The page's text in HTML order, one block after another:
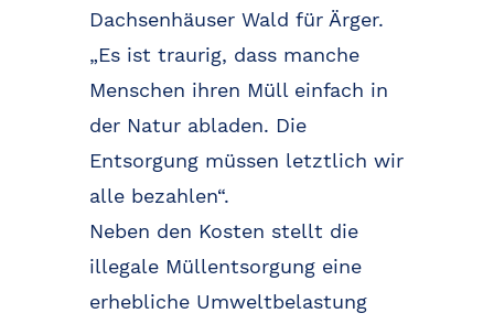
Dachsenhäuser Wald für Ärger.
„Es ist traurig, dass manche
Menschen ihren Müll einfach in
der Natur abladen. Die
Entsorgung müssen letztlich wir
alle bezahlen“.
Neben den Kosten stellt die
illegale Müllentsorgung eine
erhebliche Umweltbelastung